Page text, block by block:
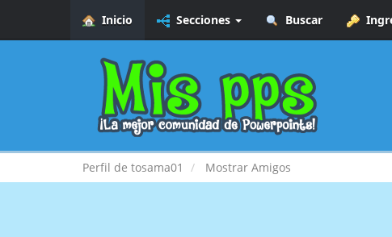
Inicio Secciones Buscar
Perfil de tosama01 Mostrar Amigos